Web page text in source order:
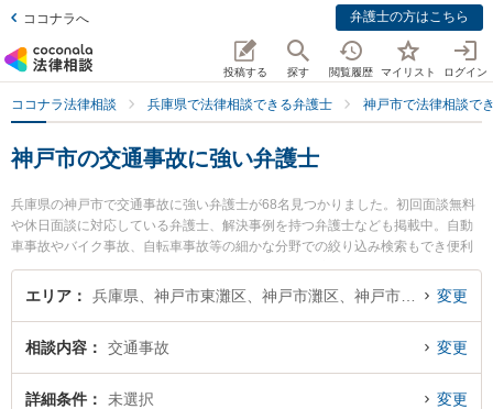
ココナラへ 弁護士の方はこちら
投稿する 探す 閲覧履歴 マイリスト ログイン
ココナラ法律相談 兵庫県で法律相談できる弁護士 神戸市で法律相談で
神戸市の交通事故に強い弁護士
兵庫県の神戸市で交通事故に強い弁護士が68名見つかりました。初回面談無料
や休日面談に対応している弁護士、解決事例を持つ弁護士なども掲載中。自動
車事故やバイク事故、自転車事故等の細かな分野での絞り込み検索もでき便利
です。特にアトム神戸法律事務所弁護士法人の濱手 亮輔弁護士や神戸山手法律
事務所の津田 和之弁護士、神戸カトウ法律事務所の加藤 孔明弁護士のプロフィ
トラブル解決の実績豊富な近くの弁護士を検索したい』『初回相談無料で交通
事故を法律相談できる神戸市内の弁護士に相談予約したい』などでお困りの相
談者さんにおすすめです。
エリア 変更
相談内容 交通事故 変更
詳細条件 未選択 変更